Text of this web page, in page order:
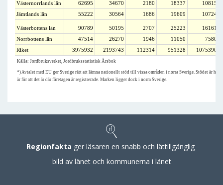
Västernorrlands län 62695 34670 2180 18337
10815
Jämtlands län
55222 30564 1686 19609 10724
Västerbottens län 90789 50195 2707 25223
16161
Norrbottens län
47514 26270 1946 11050
7580
Riket
3975932 2193743 112314 951328 1075390
Källa: Jordbruksverket, Jordbruksstatistisk Årsbok
*) Avtalet med EU ger Sverige rätt att lämna nationellt stöd till vissa områden i norra Sverige. Stödet är
är för att det är där företagen är registrerade. Marken ligger dock i norra Sverige.
Regionfakta ger läsaren en snabb och lättillgänglig
bild av länet och kommunerna i länet